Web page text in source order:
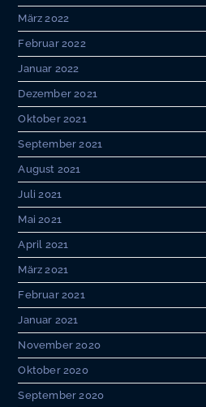
März 2022
Februar 2022
Januar 2022
Dezember 2021
Oktober 2021
September 2021
August 2021
Juli 2021
Mai 2021
April 2021
März 2021
Februar 2021
Januar 2021
November 2020
Oktober 2020
September 2020